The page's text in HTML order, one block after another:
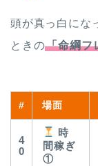
頭が真っ白にな
ときの「命綱フ
# 場面
4
0
時
間稼ぎ
①